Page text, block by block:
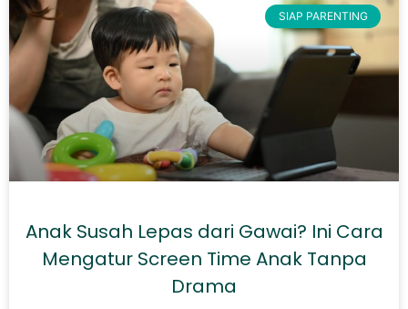
SIAP PARENTING
Anak Susah Lepas dari Gawai? Ini Cara
Mengatur Screen Time Anak Tanpa
Drama